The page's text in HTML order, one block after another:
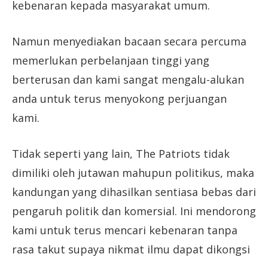
kebenaran kepada masyarakat umum.
Namun menyediakan bacaan secara percuma
memerlukan perbelanjaan tinggi yang
berterusan dan kami sangat mengalu-alukan
anda untuk terus menyokong perjuangan
kami.
Tidak seperti yang lain, The Patriots tidak
dimiliki oleh jutawan mahupun politikus, maka
kandungan yang dihasilkan sentiasa bebas dari
pengaruh politik dan komersial. Ini mendorong
kami untuk terus mencari kebenaran tanpa
rasa takut supaya nikmat ilmu dapat dikongsi